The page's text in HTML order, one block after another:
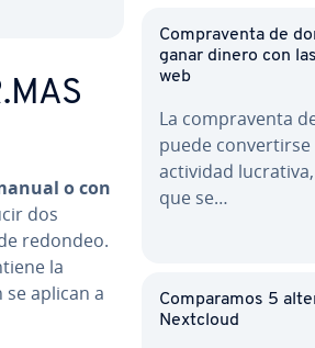
o con
dos
redondeo.
la
aplican a
Co­m­pra­ve­n­ta de
ganar dinero con
web
La co­m­pra­ve­n­ta
puede co­n­ve­r­ti­r­se
actividad
que se…
Co­m­pa­ra­mos 5
Nextcloud